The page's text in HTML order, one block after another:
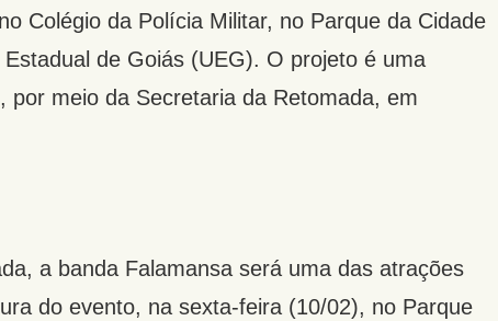
Colégio da Polícia Militar, no Parque da Cidade
de Goiás (UEG). O projeto é uma
por meio da Secretaria da Retomada, em
a banda Falamansa será uma das atrações
do evento, na sexta-feira (10/02), no Parque